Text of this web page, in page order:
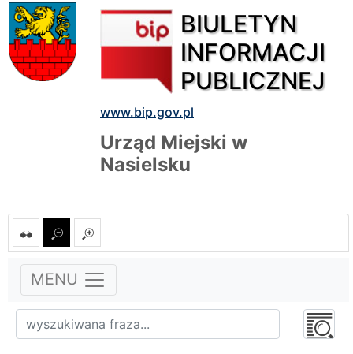
BIULETYN
INFORMACJI
PUBLICZNEJ
www.bip.gov.pl
Urząd Miejski w
Nasielsku
MENU